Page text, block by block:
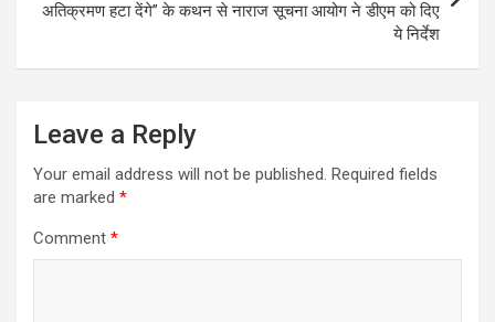
अतिक्रमण हटा देंगे” के कथन से नाराज सूचना आयोग ने डीएम को दिए
ये निर्देश
Leave a Reply
Your email address will not be published. Required fields
are marked *
Comment *